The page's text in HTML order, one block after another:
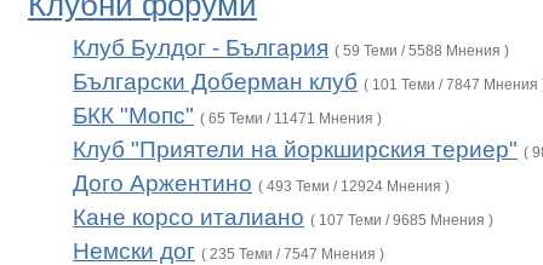
Клуб Булдог - България ( 59 Теми / 5588 Мнения )
Български Доберман клуб ( 101 Теми / 7847 Мнения
БКК "Мопс" ( 65 Теми / 11471 Мнения )
Клуб "Приятели на йоркширския териер" (
Дого Аржентино ( 493 Теми / 12924 Мнения )
Кане корсо италиано ( 107 Теми / 9685 Мнения )
Немски дог ( 235 Теми / 7547 Мнения )